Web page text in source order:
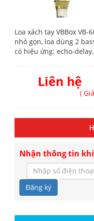
Loa xách tay VBBox
nhỏ gọn, loa dùng 2
có hiệu ứng: echo-
Liên hệ
(
Nhận thông tin
Đăng ký